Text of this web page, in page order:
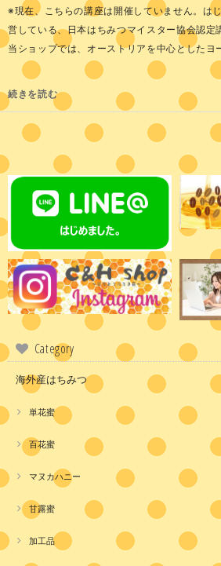
※現在、こちらの講座は開催していません。は
営している、日本はちみつマイスター協会認定
当ショップでは、オーストリアを中心としたヨ
続きを読む
Category
海外産はちみつ
単花蜜
百花蜜
マヌカハニー
甘露蜜
加工品